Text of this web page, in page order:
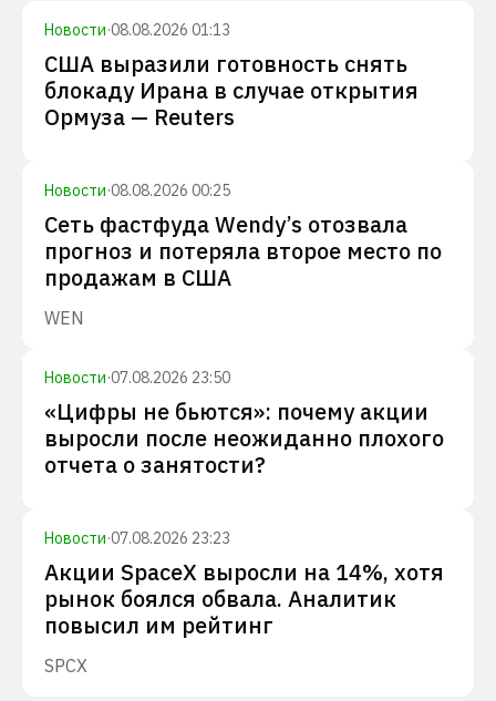
Новости·08.08.2026 01:13
США выразили готовность снять
блокаду Ирана в случае открытия
Ормуза — Reuters
Новости·08.08.2026 00:25
Сеть фастфуда Wendy’s отозвала
прогноз и потеряла второе место по
продажам в США
WEN
Новости·07.08.2026 23:50
«Цифры не бьются»: почему акции
выросли после неожиданно плохого
отчета о занятости?
Новости·07.08.2026 23:23
Акции SpaceX выросли на 14%, хотя
рынок боялся обвала. Аналитик
повысил им рейтинг
SPCX